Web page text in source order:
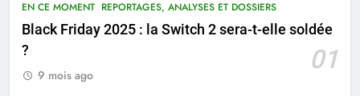
EN CE MOMENT REPORTAGES, ANALYSES ET DOSSIERS
Black Friday 2025 : la Switch 2 sera-t-elle soldée
?
01
9 mois ago